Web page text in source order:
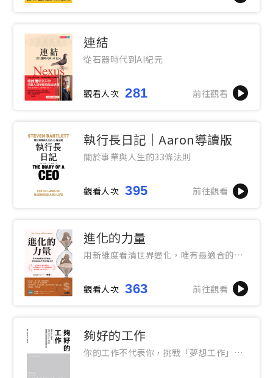
連結
從石器時代到AI紀元
觀看人次 281 前往觀看
執行長日記｜Aaron導讀版
關於事業與人生的33條法則
觀看人次 395 前往觀看
進化的力量
用新維度看清世界變化，唯有最適合的才
觀看人次 363 前往觀看
夠好的工作
你的工作不代表你，挑戰「夢想工作」的